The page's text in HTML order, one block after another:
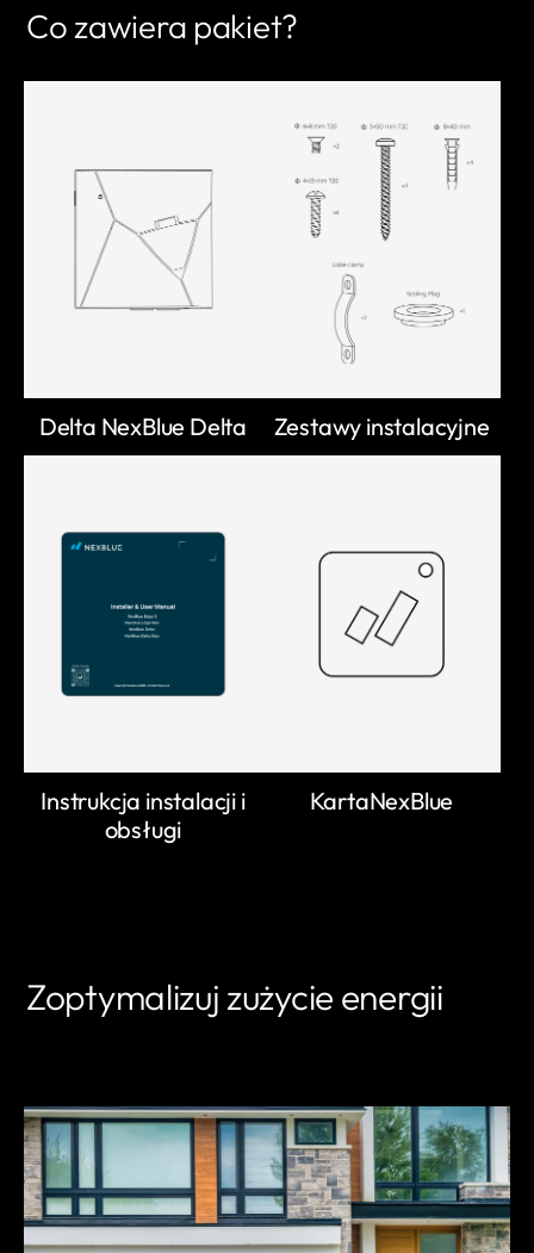
Co zawiera pakiet?
Delta NexBlue Delta Zestawy instalacyjne
Instrukcja instalacji i
obsługi
KartaNexBlue
Zoptymalizuj zużycie energii